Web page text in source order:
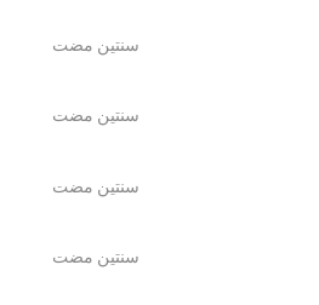
سنتين مضت
سنتين مضت
سنتين مضت
سنتين مضت